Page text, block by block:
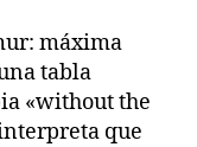
máxima
tabla
«without the
que